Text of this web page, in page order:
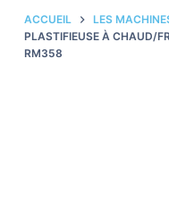
o
n
ACCUEIL
LES
PLASTIFIEUSE À CHAUD/
RM358